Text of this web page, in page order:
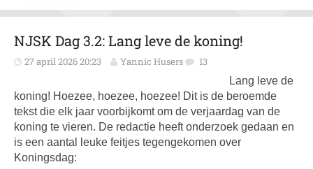
NJSK Dag 3.2: Lang leve de koning!
27 april 2026 20:23 Yannic Husers 13
Lang leve de
koning! Hoezee, hoezee, hoezee! Dit is de beroemde
tekst die elk jaar voorbijkomt om de verjaardag van de
koning te vieren. De redactie heeft onderzoek gedaan en
is een aantal leuke feitjes tegengekomen over
Koningsdag: